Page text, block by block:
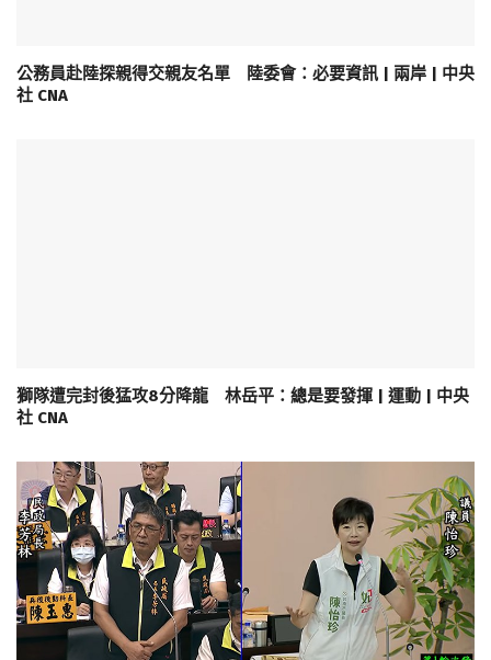
公務員赴陸探親得交親友名單 陸委會：必要資訊 | 兩岸 | 中央
社 CNA
獅隊遭完封後猛攻8分降龍 林岳平：總是要發揮 | 運動 | 中央
社 CNA